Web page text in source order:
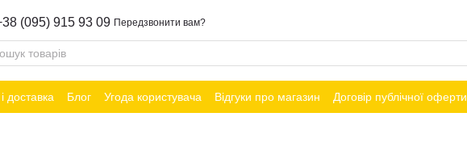
(095) 915 93 09 Передзвонити вам?
доставка Блог Угода користувача Відгуки про магазин Договір публічної оферти